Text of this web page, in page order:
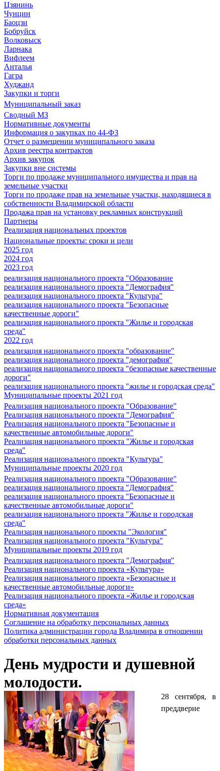
Цзянинь
Чунцин
Баоцзи
Бобруйск
Волковыск
Ларнака
Вифлеем
Анталья
Гагра
Худжанд
Закупки и торги
Муниципальный заказ
Сводный МЗ
Нормативные документы
Информация о закупках по 44-ФЗ
Отчет о размещении муниципального заказа
Архив реестра контрактов
Архив закупок
Закупки вне системы
Торги по продаже муниципального имущества и прав на
земельные участки
Торги по продаже прав на земельные участки, находящиеся в
собственности Владимирской области
Продажа прав на установку рекламных конструкций
Партнеры
Реализация национальных проектов
Национальные проекты: сроки и цели
2025 год
2024 год
2023 год
реализация национального проекта "Образование
реализация национального проекта "Демография"
реализация национального проекта "Культура"
реализация национального проекта "Безопасные
качественные дороги"
реализация национального проекта "Жилье и городская
среда"
2022 год
реализация национального проекта "образование"
реализация национального проекта "демография"
реализация национального проекта "безопасные качественные
дороги"
реализация национального проекта "жилье и городская среда"
Муниципальные проекты 2021 год
Реализация национального проекта "Образование"
Реализация национального проекта "Демография"
Реализация национального проекта "Безопасные и
качественные автомобильные дороги"
Реализация национального проекта "Жилье и городская
среда"
Реализация национального проекта "Культура"
Муниципальные проекты 2020 год
Реализация национального проекта "Образование"
реализация национального проекта "Демография"
реализация национального проекта "Безопасные и
качественные автомобильные дороги"
реализация национального проекта "Жилье и городская
среда"
Реализация национального проекты "Экология"
Реализация национального проекта "Культура"
Муниципальные проекты 2019 год
Реализация национального проекта "Демография"
Реализация национального проекта «Культура»
Реализация национального проекта «Безопасные и
качественные автомобильные дороги»
Реализация национального проекта «Жилье и городская
среда»
Нормативная документация
Соглашение на обработку персональных данных
Политика администрации города Владимира в отношении
обработки персональных данных
День мудрости и душевной
молодости.
28 сентября, в
преддверие